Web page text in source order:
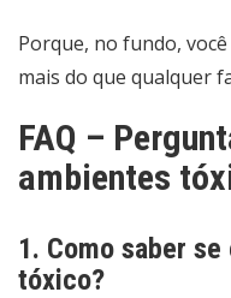
Porque, no fundo,
mais do que qualquer
FAQ –
ambientes
1. Como saber
tóxico?